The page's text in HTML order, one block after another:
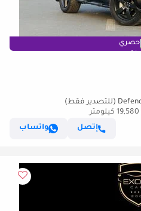
حصري
19,580 كيلومتر
إتصل
واتساب